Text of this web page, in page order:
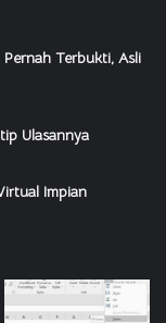
Terbukti, Asli
Ulasannya
Impian